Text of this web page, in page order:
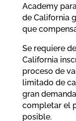
Academy
de California
que
Se requiere
California
proceso de
limitado de
gran
completar el
posible.